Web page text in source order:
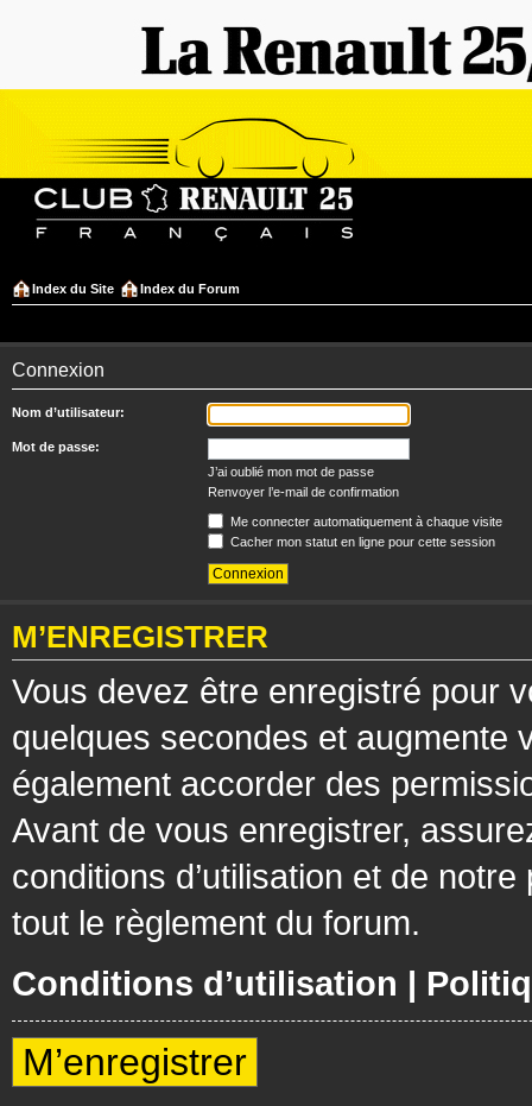
Index du Site Index du Forum
Connexion
Nom d’utilisateur:
Mot de passe:
J’ai oublié mon mot de passe
Renvoyer l’e-mail de confirmation
Me connecter automatiquement à chaque visite
Cacher mon statut en ligne pour cette session
M’ENREGISTRER
Vous devez être enregistré pour
quelques secondes et augmente
également accorder des
Avant de vous enregistrer,
conditions d’utilisation et de
tout le règlement du forum.
Conditions d’utilisation |
M’enregistrer